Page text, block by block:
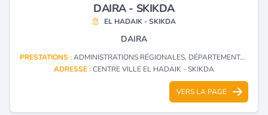
DAIRA - SKIKDA
EL HADAIK - SKIKDA
DAIRA
PRESTATIONS :ADMINISTRATIONS RÉGIONALES, DÉPARTEMENTALES ET LOCALES
ADRESSE :CENTRE VILLE EL HADAIK - SKIKDA
VERS LA PAGE